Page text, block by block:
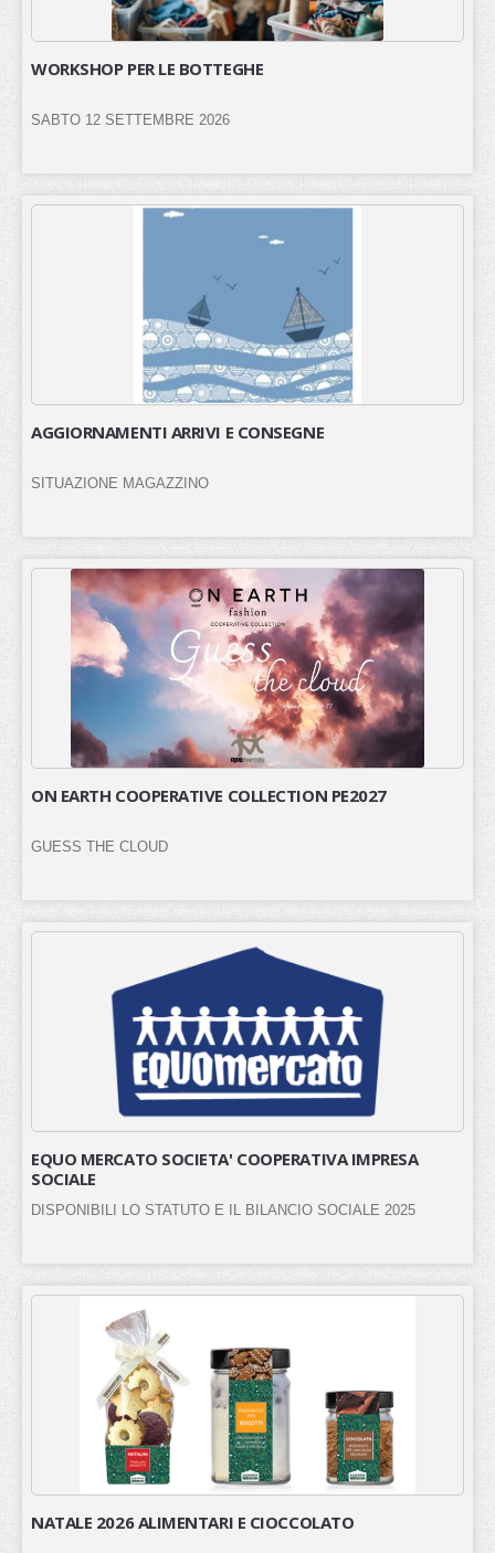
WORKSHOP PER LE BOTTEGHE
SABTO 12 SETTEMBRE 2026
AGGIORNAMENTI ARRIVI E CONSEGNE
SITUAZIONE MAGAZZINO
ON EARTH COOPERATIVE COLLECTION PE2027
GUESS THE CLOUD
EQUO MERCATO SOCIETA' COOPERATIVA IMPRESA
SOCIALE
DISPONIBILI LO STATUTO E IL BILANCIO SOCIALE 2025
NATALE 2026 ALIMENTARI E CIOCCOLATO